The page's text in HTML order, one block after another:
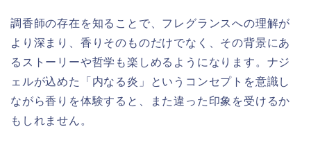
調香師の存在を知ることで、フレグランスへの理解が
より深まり、香りそのものだけでなく、その背景にあ
るストーリーや哲学も楽しめるようになります。ナジ
ェルが込めた「内なる炎」というコンセプトを意識し
ながら香りを体験すると、また違った印象を受けるか
もしれません。